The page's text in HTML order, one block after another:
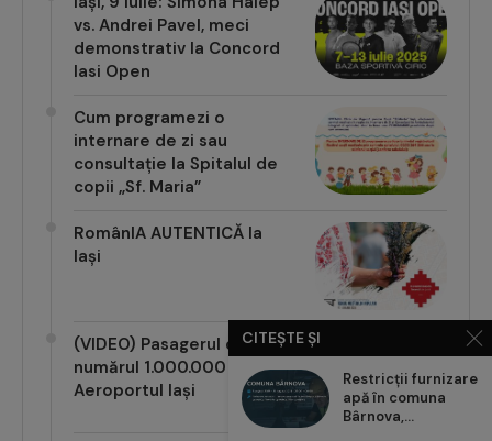
Iași, 9 iulie: Simona Halep
vs. Andrei Pavel, meci
demonstrativ la Concord
Cum programezi o
internare de zi sau
consultație la Spitalul de
RomânIA AUTENTICĂ la
(VIDEO) Pasagerul cu
numărul 1.000.000 pe
CITEȘTE ȘI
Restricții furnizare
apă în comuna
Bârnova,...